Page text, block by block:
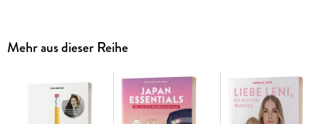
noch komplizierter wird, taucht der schöne Férnando auf
seinem Motorrad auf und bringt jede Menge Probleme mit
sich - als ob Nessa nicht vorher schon genug davon gehabt
hätte. . . Der humorvolle Debütroman mit autobiografischen
Zügen von Vanessa Ebert, auf Instagram bekannt als
Mehr aus dieser Reihe